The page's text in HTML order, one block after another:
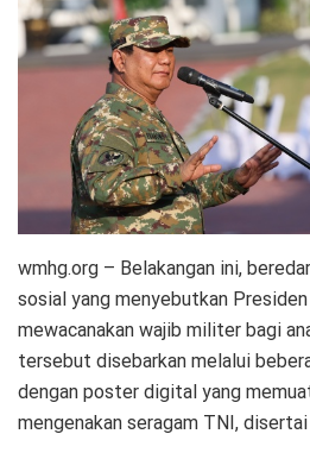
wmhg.org – Belakangan ini,
sosial yang menyebutkan
mewacanakan wajib militer bagi
tersebut disebarkan melalui
dengan poster digital yang
mengenakan seragam TNI,